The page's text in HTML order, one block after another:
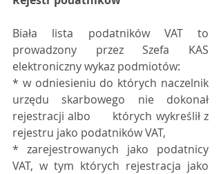
Biała lista podatników VAT to
prowadzony przez Szefa KAS
elektroniczny wykaz podmiotów:
* w odniesieniu do których naczelnik
urzędu skarbowego nie dokonał
rejestracji albo      których wykreślił z
rejestru jako podatników VAT,
* zarejestrowanych jako podatnicy
VAT, w tym których rejestracja jako